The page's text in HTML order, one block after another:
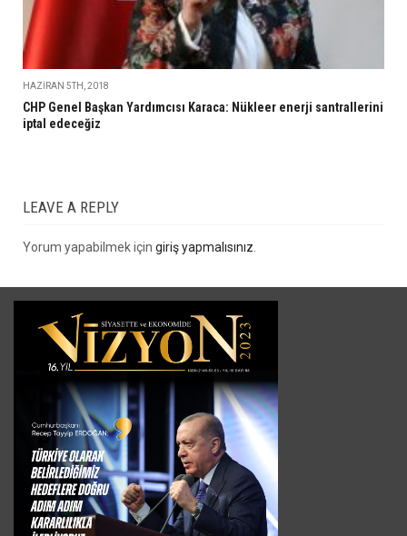
HAZIRAN 5TH, 2018
CHP Genel Başkan Yardımcısı Karaca: Nükleer enerji santrallerini
iptal edeceğiz
LEAVE A REPLY
Yorum yapabilmek için giriş yapmalısınız.